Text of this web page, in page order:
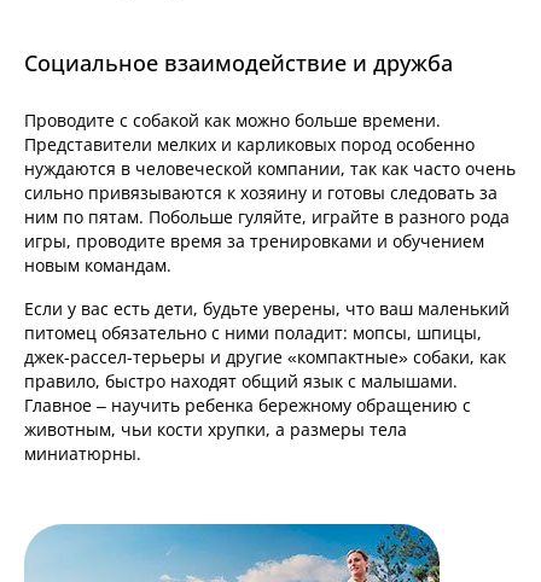
Социальное взаимодействие и дружба
Проводите с собакой как можно больше времени.
Представители мелких и карликовых пород особенно
нуждаются в человеческой компании, так как часто очень
сильно привязываются к хозяину и готовы следовать за
ним по пятам. Побольше гуляйте, играйте в разного рода
игры, проводите время за тренировками и обучением
новым командам.
Если у вас есть дети, будьте уверены, что ваш маленький
питомец обязательно с ними поладит: мопсы, шпицы,
джек-рассел-терьеры и другие «компактные» собаки, как
правило, быстро находят общий язык с малышами.
Главное – научить ребенка бережному обращению с
животным, чьи кости хрупки, а размеры тела
миниатюрны.